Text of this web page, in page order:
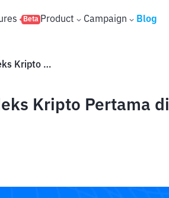
Beta Product Campaign Blog
Apa Itu Indeks CFX10? Indeks Kripto Pertama di Indonesia
Kripto Pertama di